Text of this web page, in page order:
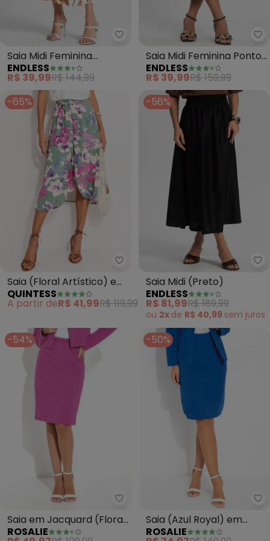
Endless - Saia Midi Feminina
Saia Midi Feminina
Estampada (Bege)
ENDLESS
R$ 39,99R$ 144,99
Saia Midi Feminina Ponto
Roma (Marrom)
ENDLESS
R$ 39,99R$ 159,99
-65%
Quintess - Saia (Floral
Saia (Floral Artístico) em
Malha de Viscose
QUINTESS
A partir deR$ 41,99R$ 119,99
-56%
Saia Midi (Preto)
ENDLESS
R$ 81,99R$ 189,99
ou 2x de R$ 40,99 sem juros
-54%
Rosalie - Saia em Jacquard
Saia em Jacquard (Floral
Pink)
ROSALIE
-50%
Saia (Azul Royal) em
Sarja
ROSALIE